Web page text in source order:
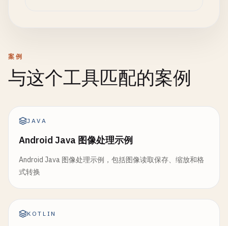
案例
与这个工具匹配的案例
JAVA
Android Java 图像处理示例
Android Java 图像处理示例，包括图像读取保存、缩放和格
式转换
KOTLIN